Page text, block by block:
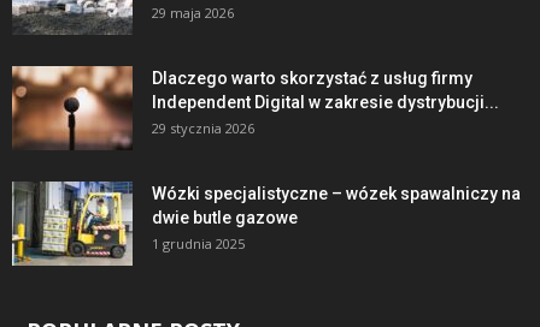
29 maja 2026
Dlaczego warto skorzystać z usług firmy
Independent Digital w zakresie dystrybucji...
29 stycznia 2026
Wózki specjalistyczne – wózek spawalniczy na
dwie butle gazowe
1 grudnia 2025